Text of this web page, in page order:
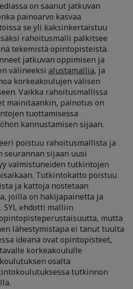
on saanut jatkuvan
painoarvo kasvaa
se yli kaksinkertaistuu
rahoitusmalli palkitsee
tekemistä opintopisteistä.
jatkuvan oppimisen ja
välineeksi alustamallia, ja
korkeakoulujen välisen
Vaikka rahoitusmallissa
mainitaankin, painotus on
tuottamisessa
kannustamisen sijaan.
poistuu rahoitusmallista ja
seurannan sijaan uusi
valmistuneiden tutkintojen
Tutkintokatto poistuu
ja kattoja nostetaan
joilla on hakijapainetta ja
SYL ehdotti malliin
mutta
lähestymistapa ei tanut tuulta
ideana ovat opintopisteet,
korkeakoululle
osalta
tutkinnon